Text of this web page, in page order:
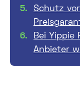
Schutz
Bei Yippie
Anbieter